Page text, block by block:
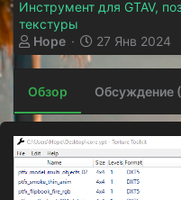
Инструмент для GTAV,
текстуры
А
в
о
р
Hope
Д
а
а
о
з
д
а
н
27 Янв 2024
Обзор Обсуждение